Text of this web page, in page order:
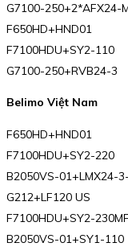
G7100-250+2*AFX24-
F650HD+HND01
F7100HDU+SY2-110
G7100-250+RVB24-3
Belimo Việt Nam
F650HD+HND01
F7100HDU+SY2-220
B2050VS-01+LMX24-
G212+LF120 US
F7100HDU+SY2-
B2050VS-01+SY1-110